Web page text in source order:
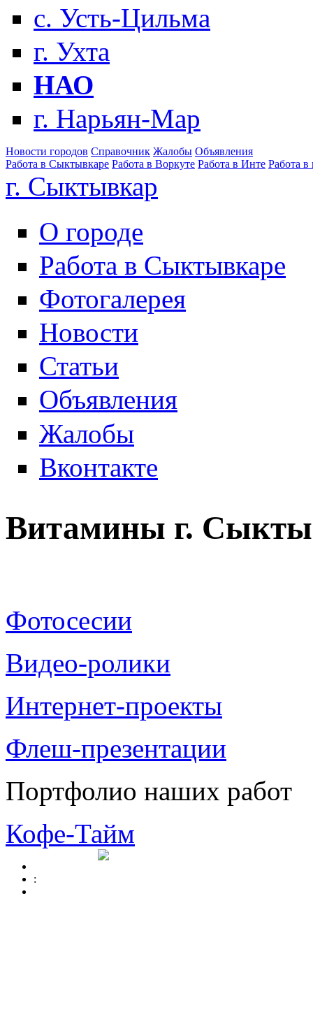
с. Усть-Цильма
г. Ухта
НАО
г. Нарьян-Мар
Новости городов Справочник Жалобы Объявления
Работа в Сыктывкаре Работа в Воркуте Работа в Инте Работа в
г. Сыктывкар
О городе
Работа в Сыктывкаре
Фотогалерея
Новости
Статьи
Объявления
Жалобы
Вконтакте
Витамины г.
Фотосесии
Видео-ролики
Интернет-проекты
Флеш-презентации
Портфолио наших работ
Кофе-Тайм
: